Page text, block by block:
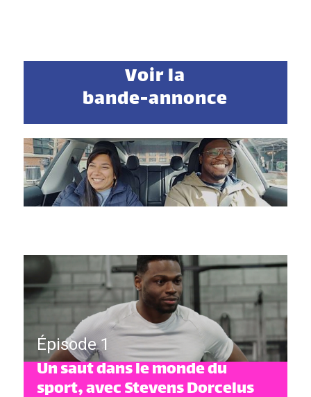
Voir la
bande-annonce
Épisode 1
Un saut dans le monde du
sport, avec Stevens Dorcelus